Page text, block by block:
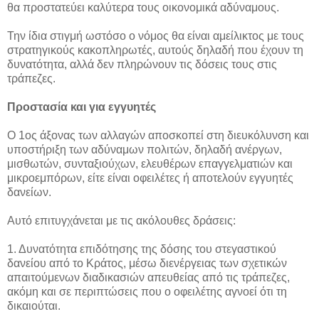
θα προστατεύει καλύτερα τους οικονομικά αδύναμους.
Την ίδια στιγμή ωστόσο ο νόμος θα είναι αμείλικτος με τους
στρατηγικούς κακοπληρωτές, αυτούς δηλαδή που έχουν τη
δυνατότητα, αλλά δεν πληρώνουν τις δόσεις τους στις
τράπεζες.
Προστασία και για εγγυητές
Ο 1ος άξονας των αλλαγών αποσκοπεί στη διευκόλυνση και
υποστήριξη των αδύναμων πολιτών, δηλαδή ανέργων,
μισθωτών, συνταξιούχων, ελευθέρων επαγγελματιών και
μικροεμπόρων, είτε είναι οφειλέτες ή αποτελούν εγγυητές
δανείων.
Αυτό επιτυγχάνεται με τις ακόλουθες δράσεις:
1. Δυνατότητα επιδότησης της δόσης του στεγαστικού
δανείου από το Κράτος, μέσω διενέργειας των σχετικών
απαιτούμενων διαδικασιών απευθείας από τις τράπεζες,
ακόμη και σε περιπτώσεις που ο οφειλέτης αγνοεί ότι τη
δικαιούται.